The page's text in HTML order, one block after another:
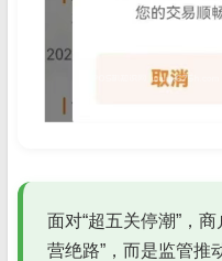
面对“超五关停潮”，
营绝路”，而是监管推